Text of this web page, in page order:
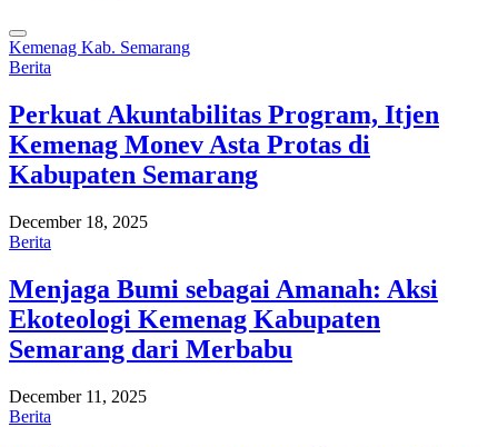
Kemenag Kab. Semarang
Berita
Perkuat Akuntabilitas Program, Itjen
Kemenag Monev Asta Protas di
Kabupaten Semarang
December 18, 2025
Berita
Menjaga Bumi sebagai Amanah: Aksi
Ekoteologi Kemenag Kabupaten
Semarang dari Merbabu
December 11, 2025
Berita